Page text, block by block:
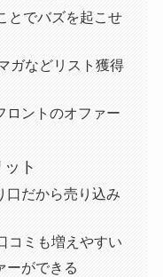
とでバズを起こせ
ガなどリスト獲得
ロントのオファー
ト
口だから売り込み
コミも増えやすい
ーができる